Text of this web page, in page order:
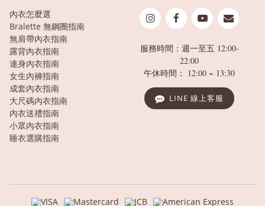
內衣怎麼選
Bralette 無鋼圈指南
無肩帶內衣指南
露背內衣指南
連身內衣指南
女生內褲指南
成套內衣指南
大尺碼內衣指南
內衣送禮指南
小眾內衣指南
睡衣選購指南
服務時間：週一至五 12:00-
22:00
午休時間： 12:00 ~ 13:30
LINE 線上客服